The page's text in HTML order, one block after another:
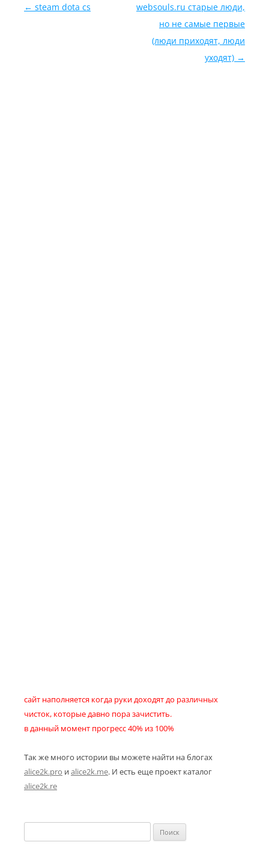
Навигация по записям
← steam dota cs
websouls.ru старые люди,
но не самые первые
(люди приходят, люди
уходят) →
сайт наполняется когда руки доходят до различных
чисток, которые давно пора зачистить.
в данный момент прогресс 40% из 100%
Так же много истории вы можете найти на блогах
alice2k.pro иalice2k.me. И есть еще проект каталог
alice2k.re